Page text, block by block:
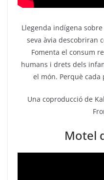
Llegenda indígena
seva àvia descobriran
Fomenta el consum
humans i drets dels
el món. Perquè
Una coproducció de
Motel